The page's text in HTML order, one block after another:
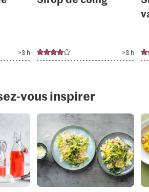
>3 h >3 h
vous inspirer